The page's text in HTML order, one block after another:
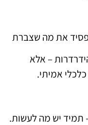
את מה שצברת
– אלא
אמיתי.
יש מה לעשות.